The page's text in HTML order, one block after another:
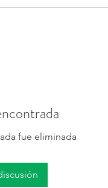
fue eliminada